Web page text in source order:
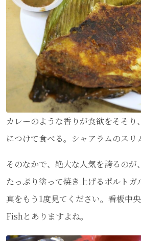
カレーのような香りが食欲をそそり
につけて食べる。シャアラムのスリ
そのなかで、絶大な人気を誇るのが
たっぷり塗って焼き上げるポルトガ
真をもう1度見てください。看板
Fishとありますよね。